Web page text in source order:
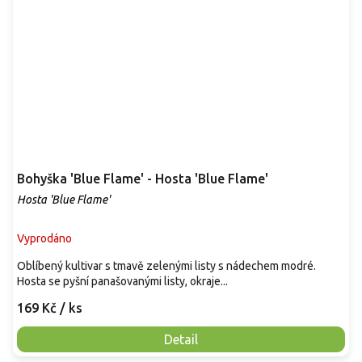
Bohyška 'Blue Flame' - Hosta 'Blue Flame'
Hosta 'Blue Flame'
Vyprodáno
169 Kč / ks
Detail
Oblíbený kultivar s tmavě zelenými listy s nádechem modré.
Hosta se pyšní panašovanými listy, okraje...